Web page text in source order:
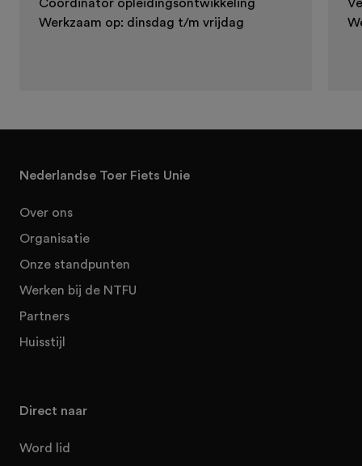
Coördinator opleidingsontwikkeling
Werkzaam op: dinsdag t/m vrijdag
Nederlandse Toer Fiets Unie
Over ons
Organisatie
Onze standpunten
Werken bij de NTFU
Partners
Huisstijl
Direct naar
Word lid